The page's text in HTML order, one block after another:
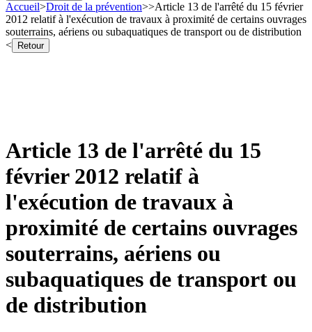
Accueil>Droit de la prévention>>Article 13 de l'arrêté du 15 février
2012 relatif à l'exécution de travaux à proximité de certains ouvrages
souterrains, aériens ou subaquatiques de transport ou de distribution
<
Retour
Article 13 de l'arrêté du 15
février 2012 relatif à
l'exécution de travaux à
proximité de certains ouvrages
souterrains, aériens ou
subaquatiques de transport ou
de distribution